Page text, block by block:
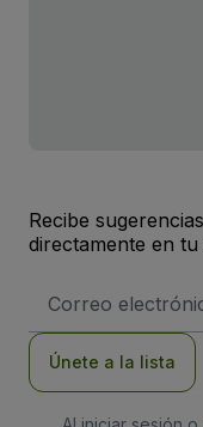
Recibe
directamente en
de
Únete a la lista